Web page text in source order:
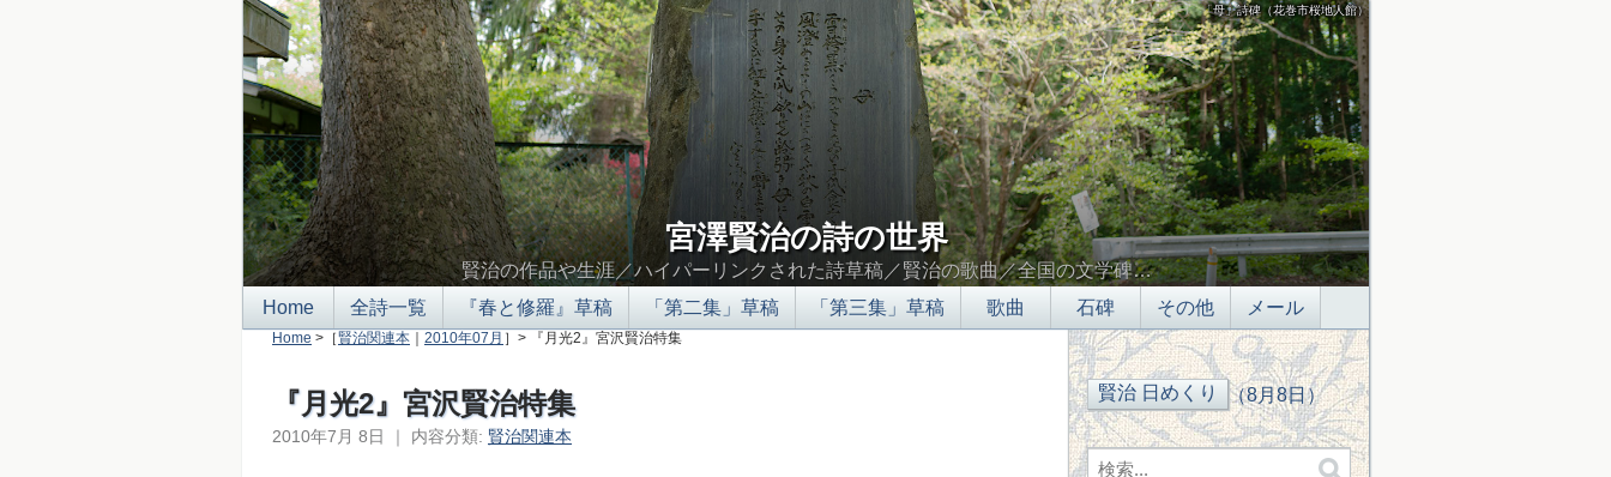
「母」詩碑（花巻市桜地人館）
宮澤賢治の詩の世界
賢治の作品や生涯／ハイパーリンクされた詩草稿／賢治の歌曲／全国の文学碑…
Home
全詩一覧 『春と修羅』草稿 「第二集」草稿 「第三集」草稿 歌曲 石碑 その他 メール
Home >［賢治関連本 ｜ 2010年07月 ］> 『月光2』宮沢賢治特集
『月光2』宮沢賢治特集
2010年7月 8日 ｜ 内容分類: 賢治関連本
（8月8日）